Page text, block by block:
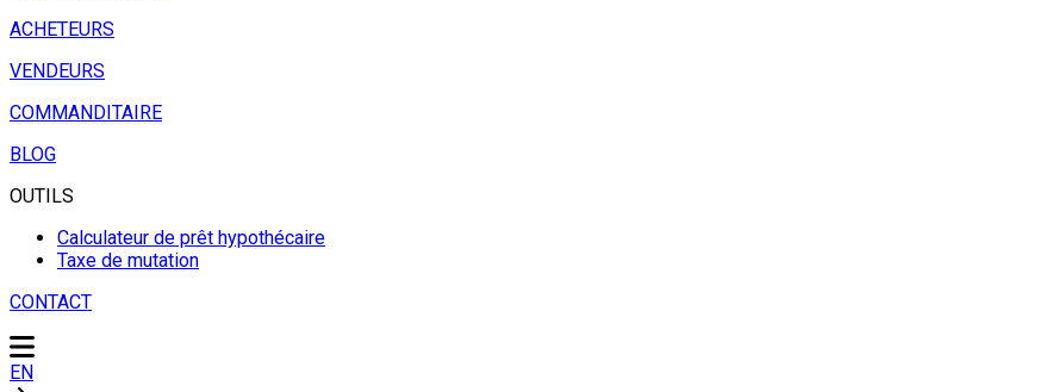
ACHETEURS
VENDEURS
COMMANDITAIRE
BLOG
OUTILS
Calculateur de prêt hypothécaire
Taxe de mutation
CONTACT
EN